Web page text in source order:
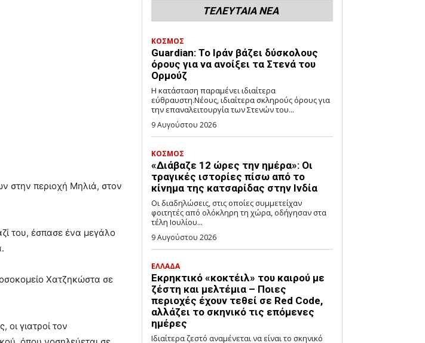
στην περιοχή Μηλιά, στον
του, έσπασε ένα μεγάλο
Χατζηκώστα σε
γιατροί τον
ΤΕΛΕΥΤΑΙΑ ΝΕΑ
ΚΟΣΜΟΣ
Guardian: Το Ιράν βάζει δύσκολους
όρους για να ανοίξει τα Στενά του
Ορμούζ
Η κατάσταση παραμένει ιδιαίτερα
εύθραυστη.Νέους, ιδιαίτερα σκληρούς όρους για
την επαναλειτουργία των Στενών του...
9 Αυγούστου 2026
ΚΟΣΜΟΣ
«Διάβαζε 12 ώρες την ημέρα»: Οι
τραγικές ιστορίες πίσω από το
κίνημα της κατσαρίδας στην Ινδία
Οι διαδηλώσεις, στις οποίες συμμετείχαν
φοιτητές από ολόκληρη τη χώρα, οδήγησαν στα
τέλη Ιουλίου...
9 Αυγούστου 2026
ΕΛΛΑΔΑ
Εκρηκτικό «κοκτέιλ» του καιρού με
ζέστη και μελτέμια – Ποιες
περιοχές έχουν τεθεί σε Red Code,
αλλάζει το σκηνικό τις επόμενες
ημέρες
Ιδιαίτερα ζεστό αναμένεται να είναι το σκηνικό